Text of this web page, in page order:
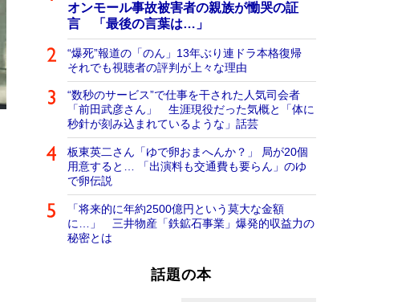
オンモール事故被害者の親族が慟哭の証
言 「最後の言葉は…」
“爆死”報道の「のん」13年ぶり連ドラ本格復帰
それでも視聴者の評判が上々な理由
“数秒のサービス”で仕事を干された人気司会者
「前田武彦さん」 生涯現役だった気概と「体に
秒針が刻み込まれているような」話芸
板東英二さん「ゆで卵おまへんか？」 局が20個
用意すると… 「出演料も交通費も要らん」のゆ
で卵伝説
「将来的に年約2500億円という莫大な金額
に…」 三井物産「鉄鉱石事業」爆発的収益力の
秘密とは
話題の本